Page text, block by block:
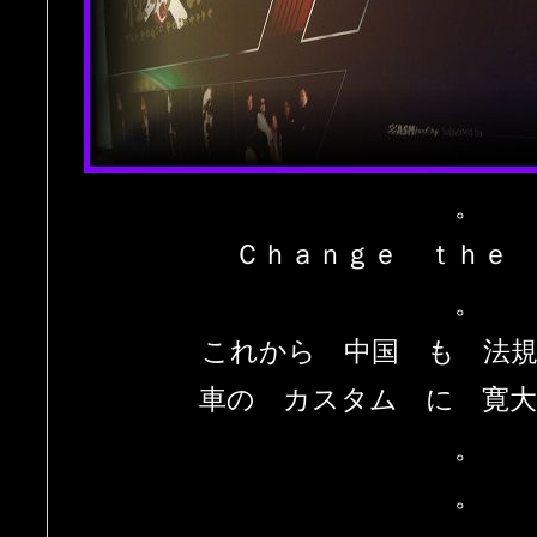
。
Ｃｈａｎｇｅ ｔｈｅ
。
これから 中国 も 法
車の カスタム に 寛
。
。